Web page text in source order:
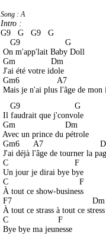
Song : A
Intro :
G9   G   G9   G
    G9                   G
On m'app'lait Baby Doll
Gm               Dm
J'ai été votre idole
Gm6                A7
Mais je n'ai plus l'âge de mon
    G9                       G
Il faudrait que j'convole
Gm                     Dm
Avec un prince du pétrole
Gm6      A7
J'ai déjà l'âge de tourner la
C                            F
Un jour je dirai bye bye
C                              F
À tout ce show-business
F7                                  Dm
À tout ce strass à tout ce stress
C                     F
Bye bye ma jeunesse